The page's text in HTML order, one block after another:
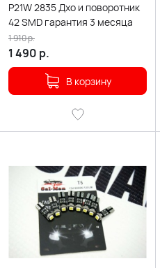
P21W 2835 Дхо и поворотник
42 SMD гарантия 3 месяца
1 490 р.
1 910р.
В корзину